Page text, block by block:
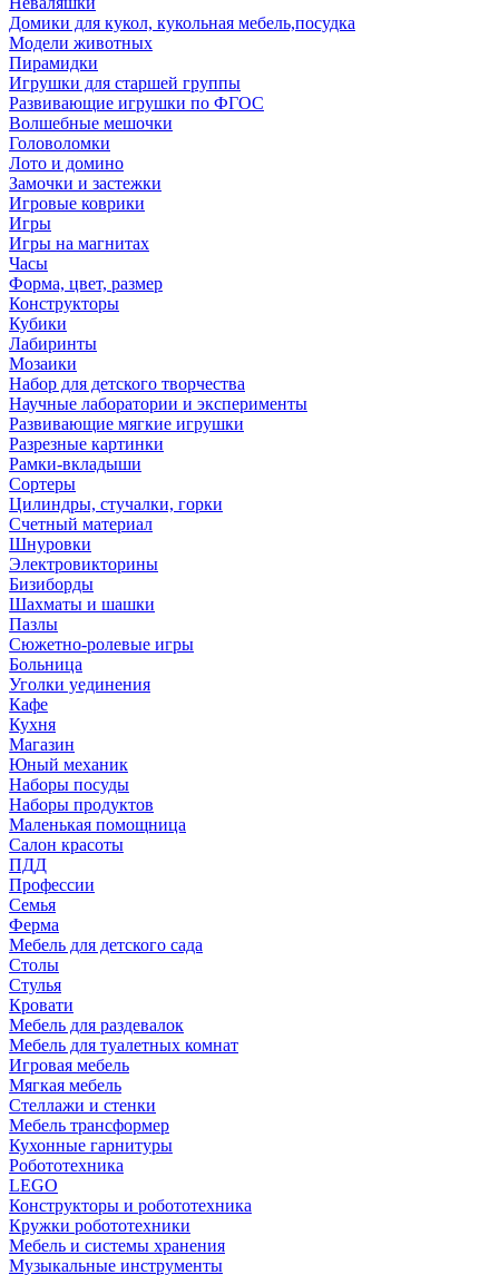
Домики для кукол, кукольная мебель,посудка
Модели животных
Пирамидки
Игрушки для старшей группы
Развивающие игрушки по ФГОС
Волшебные мешочки
Головоломки
Лото и домино
Замочки и застежки
Игровые коврики
Игры
Игры на магнитах
Часы
Форма, цвет, размер
Конструкторы
Кубики
Лабиринты
Мозаики
Набор для детского творчества
Научные лаборатории и эксперименты
Развивающие мягкие игрушки
Разрезные картинки
Рамки-вкладыши
Сортеры
Цилиндры, стучалки, горки
Счетный материал
Шнуровки
Электровикторины
Бизиборды
Шахматы и шашки
Пазлы
Сюжетно-ролевые игры
Больница
Уголки уединения
Кафе
Кухня
Магазин
Юный механик
Наборы посуды
Наборы продуктов
Маленькая помощница
Салон красоты
ПДД
Профессии
Семья
Ферма
Мебель для детского сада
Столы
Cтулья
Кровати
Мебель для раздевалок
Мебель для туалетных комнат
Игровая мебель
Мягкая мебель
Стеллажи и стенки
Мебель трансформер
Кухонные гарнитуры
Робототехника
LEGO
Конструкторы и робототехника
Кружки робототехники
Мебель и системы хранения
Музыкальные инструменты